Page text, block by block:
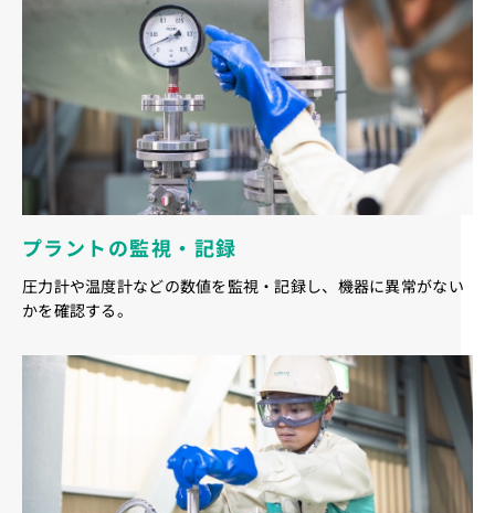
プラントの監視・記録
圧力計や温度計などの数値を監視・記録し、機器に異常がない
かを確認する。